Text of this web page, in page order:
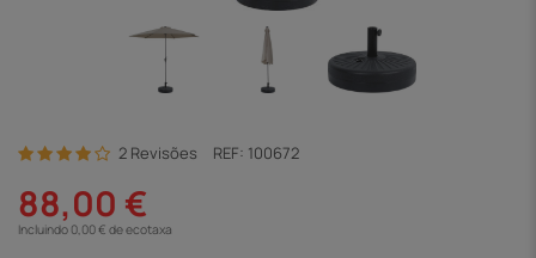
2 Revisões REF: 100672
88,00 €
Incluindo 0,00 € de ecotaxa